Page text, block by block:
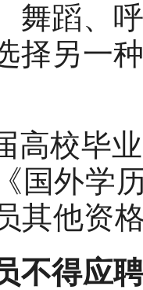
舞蹈、
择另一
高校毕
国外学
其他资
不得应